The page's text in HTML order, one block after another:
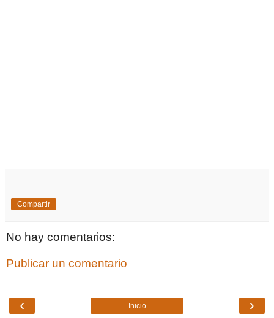
Compartir
No hay comentarios:
Publicar un comentario
‹ ›
Inicio